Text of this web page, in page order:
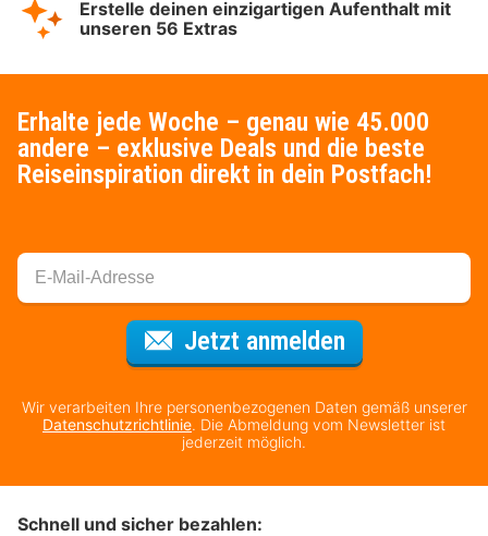
Erstelle deinen einzigartigen Aufenthalt mit
unseren 56 Extras
Erhalte jede Woche – genau wie 45.000
andere – exklusive Deals und die beste
Reiseinspiration direkt in dein Postfach!
Jetzt anmeldenFür den
Wir verarbeiten Ihre personenbezogenen Daten gemäß unserer
Datenschutzrichtlinie. Die Abmeldung vom Newsletter ist
jederzeit möglich.
Schnell und sicher bezahlen: